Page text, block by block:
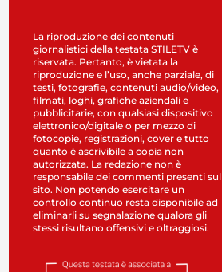
La riproduzione dei contenuti
giornalistici della testata STILETV è
riservata. Pertanto, è vietata la
riproduzione e l’uso, anche parziale, di
testi, fotografie, contenuti audio/video,
filmati, loghi, grafiche aziendali e
pubblicitarie, con qualsiasi dispositivo
elettronico/digitale o per mezzo di
fotocopie, registrazioni, cover e tutto
quanto è ascrivibile a copia non
autorizzata. La redazione non è
responsabile dei commenti presenti sul
sito. Non potendo esercitare un
controllo continuo resta disponibile ad
eliminarli su segnalazione qualora gli
stessi risultano offensivi e oltraggiosi.